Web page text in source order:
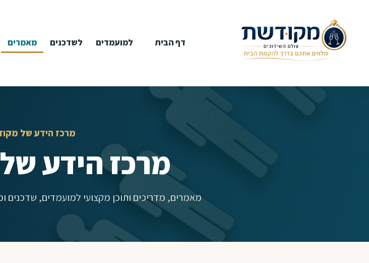
דף הבית למועמדים לשדכנים מאמרים
מרכז הידע של
מרכז הידע
מאמרים, מדריכים ותוכן מקצועי למועמדים, שדכנים